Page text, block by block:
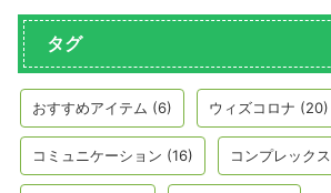
タグ
おすすめアイテム (6) ウィズコロナ (20)
コミュニケーション (16) コンプレックス